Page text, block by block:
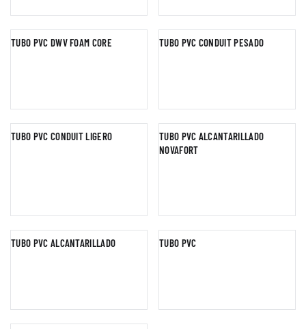
TUBO PVC DWV FOAM CORE TUBO PVC CONDUIT PESADO
TUBO PVC CONDUIT LIGERO
TUBO PVC ALCANTARILLADO
NOVAFORT
TUBO PVC ALCANTARILLADO TUBO PVC